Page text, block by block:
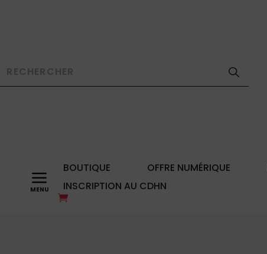
a BOUTIQUE OFFRE NUMÉRIQUE
INSCRIPTION AU CDHN